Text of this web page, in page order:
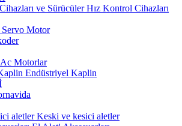
Hız Kontrol Cihazları
Servo Motor
Ac Motorlar
Endüstriyel Kaplin
Keski ve kesici aletler